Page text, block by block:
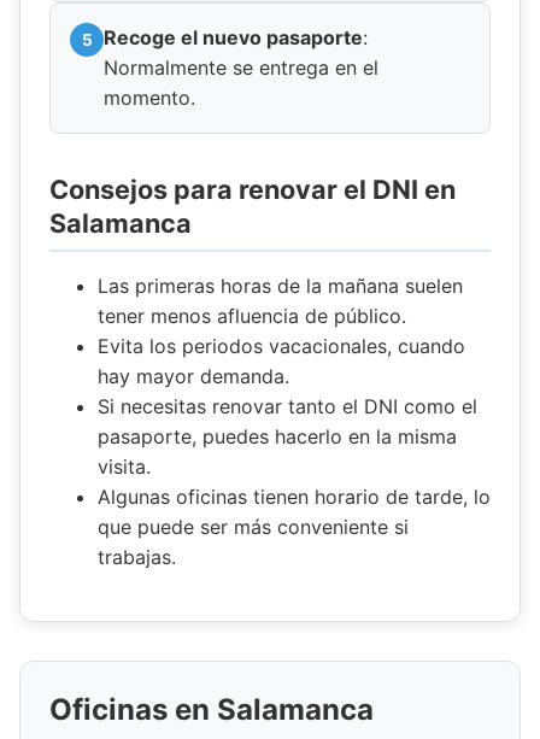
Recoge el nuevo pasaporte:
Normalmente se entrega en el
momento.
Consejos para renovar el DNI en
Salamanca
Las primeras horas de la mañana suelen
tener menos afluencia de público.
Evita los periodos vacacionales, cuando
hay mayor demanda.
Si necesitas renovar tanto el DNI como el
pasaporte, puedes hacerlo en la misma
visita.
Algunas oficinas tienen horario de tarde, lo
que puede ser más conveniente si
trabajas.
Oficinas en Salamanca